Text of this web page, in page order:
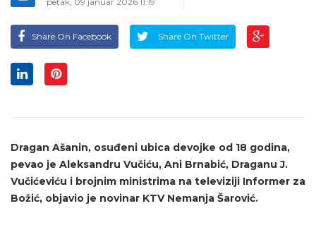
Share On Facebook Share On Twitter
Dragan Ašanin, osuđeni ubica devojke od 18 godina,
pevao je Aleksandru Vučiću, Ani Brnabić, Draganu J.
Vučićeviću i brojnim ministrima na televiziji Informer za
Božić, objavio je novinar KTV Nemanja Šarović.